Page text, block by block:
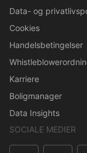
Data- og
Cookies
Handelsbetingelser
Karriere
Boligmanager
Data Insights
SOCIALE MEDIER